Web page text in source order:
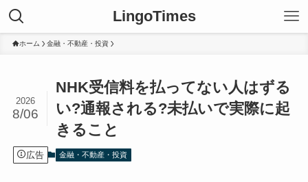
LingoTimes
ホーム 金融・不動産・投資
NHK受信料を払ってない人はずる
い?通報される?未払いで実際に起
きること
2026
8/06
広告 金融・不動産・投資